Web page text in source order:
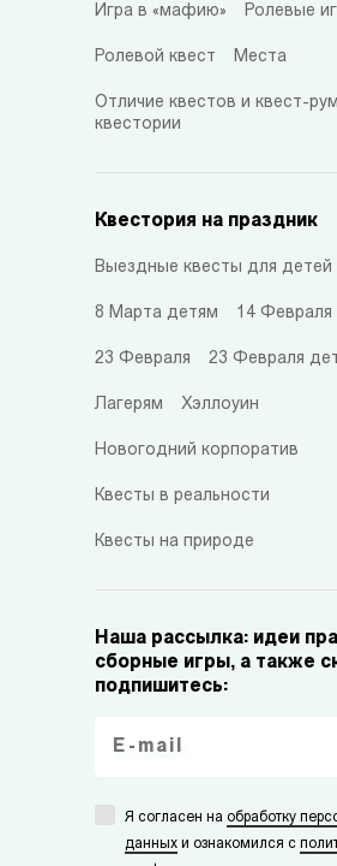
Игра в «мафию» Ролевые
Ролевой квест Места
Отличие квестов и квест-
квестории
Квестория на праздник
Выездные квесты для детей
8 Марта детям 14 Февраля
23 Февраля 23 Февраля
Лагерям Хэллоуин
Новогодний корпоратив
Квесты в реальности
Квесты на природе
Наша рассылка: идеи
сборные игры, а также
подпишитесь:
Я согласен на обработку
данных и ознакомился с